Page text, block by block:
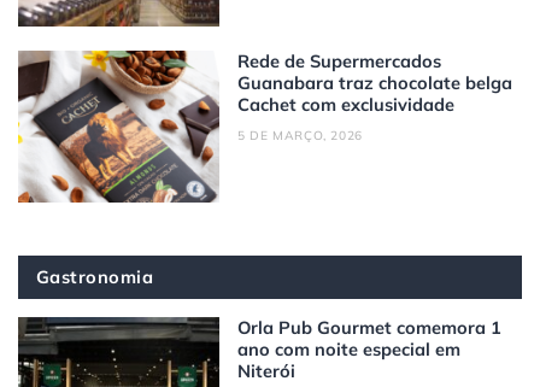
Rede de Supermercados
Guanabara traz chocolate belga
Cachet com exclusividade
5 DE MARÇO, 2026
Gastronomia
Orla Pub Gourmet comemora 1
ano com noite especial em
Niterói